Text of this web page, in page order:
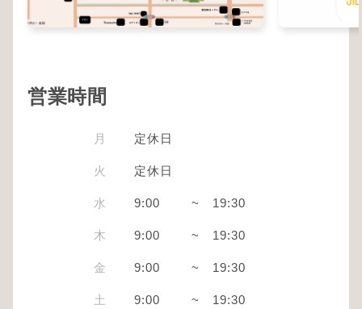
営業時間
月 定休日
火 定休日
水 9:00 ~ 19:30
木 9:00 ~ 19:30
金 9:00 ~ 19:30
土 9:00 ~ 19:30